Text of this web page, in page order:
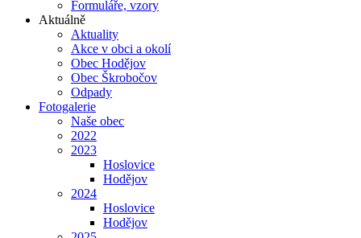
Formuláře, vzory
Aktuálně
Aktuality
Akce v obci a okolí
Obec Hodějov
Obec Škrobočov
Odpady
Fotogalerie
Naše obec
2022
2023
Hoslovice
Hodějov
2024
Hoslovice
Hodějov